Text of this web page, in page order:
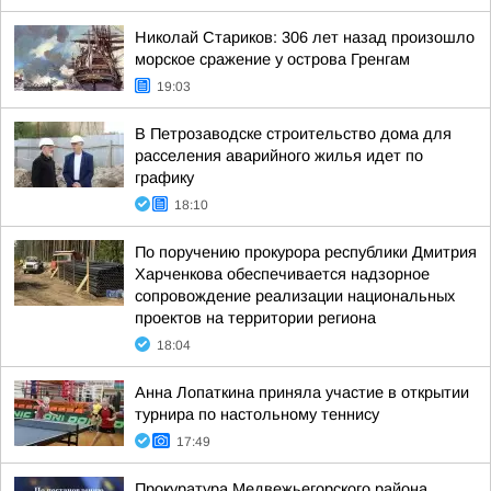
Николай Стариков: 306 лет назад произошло
морское сражение у острова Гренгам
19:03
В Петрозаводске строительство дома для
расселения аварийного жилья идет по
графику
18:10
По поручению прокурора республики Дмитрия
Харченкова обеспечивается надзорное
сопровождение реализации национальных
проектов на территории региона
18:04
Анна Лопаткина приняла участие в открытии
турнира по настольному теннису
17:49